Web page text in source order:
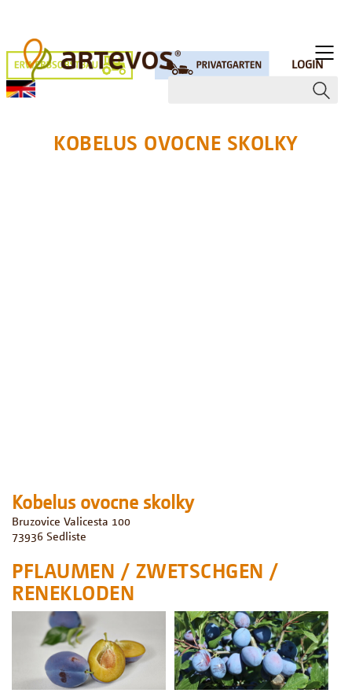
LOGIN
KOBELUS OVOCNE SKOLKY
Kobelus ovocne skolky
Bruzovice Valicesta 100
73936 Sedliste
PFLAUMEN / ZWETSCHGEN /
RENEKLODEN